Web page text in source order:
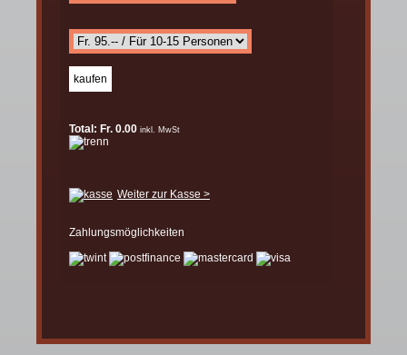
Total: Fr. 0.00 inkl. MwSt
Weiter zur Kasse >
Zahlungsmöglichkeiten